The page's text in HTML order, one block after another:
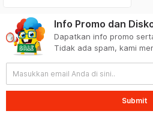
Info Promo dan
Dapatkan info promo
Tidak ada spam, kami
Submit